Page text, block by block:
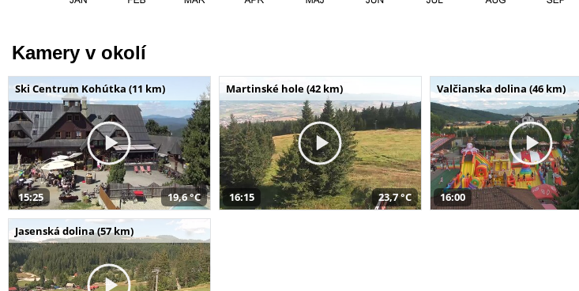
Kamery v okolí
Ski Centrum Kohútka (11 km)
15:25 19,6 °C
Martinské hole (42 km)
16:15 23,7 °C
Valčianska dolina (46 km)
16:00
Jasenská dolina (57 km)